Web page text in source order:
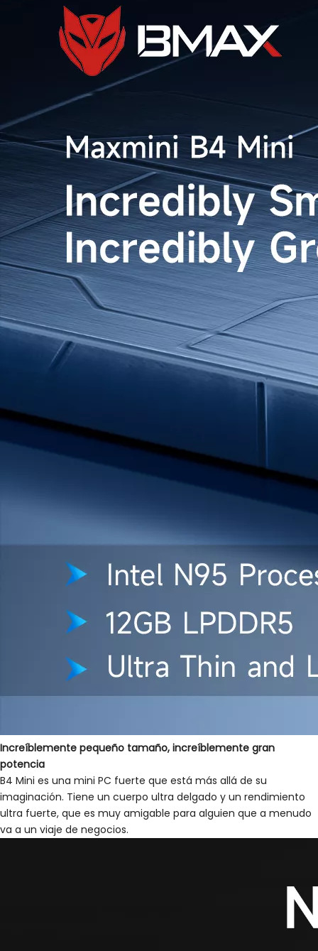
Increíblemente pequeño tamaño, increíblemente gran
potencia
B4 Mini es una mini PC fuerte que está más allá de su
imaginación. Tiene un cuerpo ultra delgado y un rendimiento
ultra fuerte, que es muy amigable para alguien que a menudo
va a un viaje de negocios.